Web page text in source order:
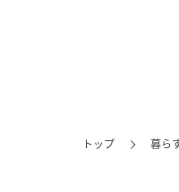
トップ 暮ら